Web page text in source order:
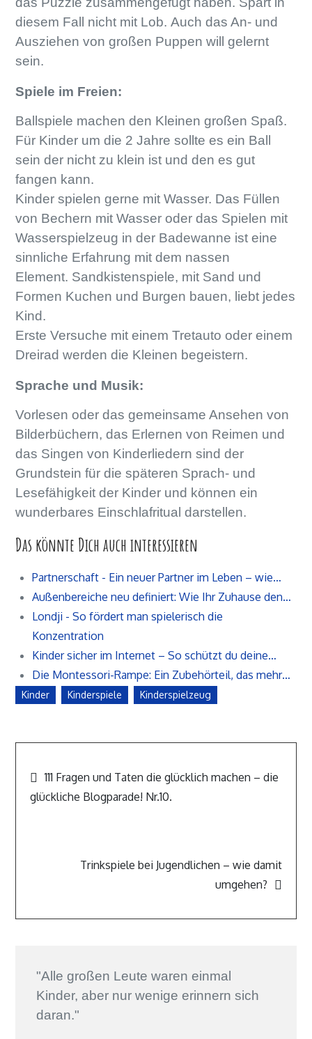
diesem Fall nicht mit Lob. Auch das An- und
Ausziehen von großen Puppen will gelernt
sein.
Spiele im Freien:
Ballspiele machen den Kleinen großen Spaß.
Für Kinder um die 2 Jahre sollte es ein Ball
sein der nicht zu klein ist und den es gut
fangen kann.
Kinder spielen gerne mit Wasser. Das Füllen
von Bechern mit Wasser oder das Spielen mit
Wasserspielzeug in der Badewanne ist eine
sinnliche Erfahrung mit dem nassen
Element. Sandkistenspiele, mit Sand und
Formen Kuchen und Burgen bauen, liebt jedes
Kind.
Erste Versuche mit einem Tretauto oder einem
Dreirad werden die Kleinen begeistern.
Sprache und Musik:
Vorlesen oder das gemeinsame Ansehen von
Bilderbüchern, das Erlernen von Reimen und
das Singen von Kinderliedern sind der
Grundstein für die späteren Sprach- und
Lesefähigkeit der Kinder und können ein
wunderbares Einschlafritual darstellen.
Das könnte Dich auch interessieren
Partnerschaft - Ein neuer Partner im Leben – wie…
Außenbereiche neu definiert: Wie Ihr Zuhause den…
Londji - So fördert man spielerisch die
Konzentration
Kinder sicher im Internet – So schützt du deine…
Die Montessori-Rampe: Ein Zubehörteil, das mehr…
Kinder Kinderspiele Kinderspielzeug
111 Fragen und Taten die glücklich machen – die
glückliche Blogparade! Nr.10.
Trinkspiele bei Jugendlichen – wie damit
umgehen?
"Alle großen Leute waren einmal
Kinder, aber nur wenige erinnern sich
daran."